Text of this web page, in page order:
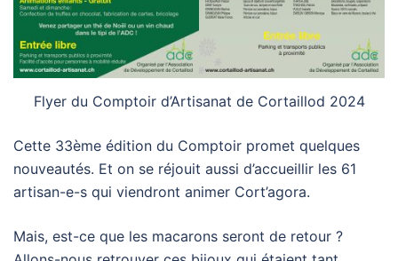
Flyer du Comptoir d’Artisanat de Cortaillod 2024
Cette 33ème édition du Comptoir promet quelques
nouveautés. Et on se réjouit aussi d’accueillir les 61
artisan-e-s qui viendront animer Cort’agora.
Mais, est-ce que les macarons seront de retour ?